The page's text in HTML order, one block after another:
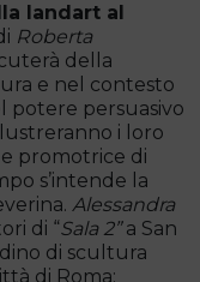
landart al
Roberta
della
e nel contesto
potere persuasivo
i loro
promotrice di
s’intende la
Alessandra
di “Sala 2”a San
di scultura
di Roma;